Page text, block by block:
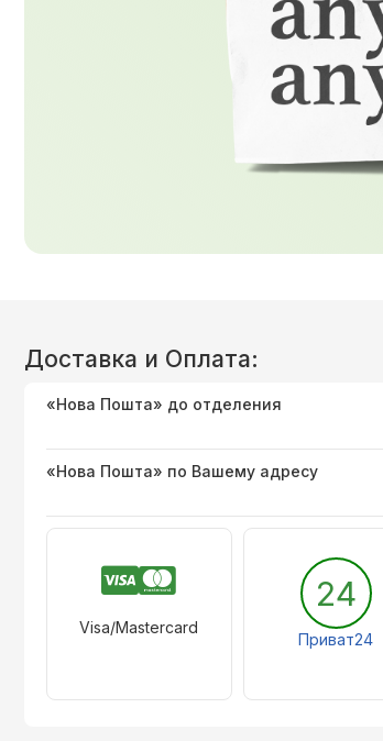
Доставка и Оплата:
«Нова Пошта» до отделения
«Нова Пошта» по Вашему адресу
Visa/Mastercard
24
Приват24